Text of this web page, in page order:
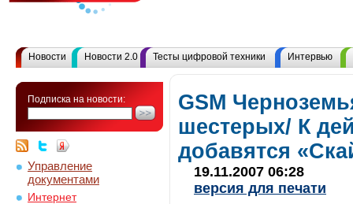
Новости Новости 2.0 Тесты цифровой техники Интервью
Подписка на новости:
Управление
документами
Интернет
GSM
шестерых/ К
добавятся
19.11.2007 06:28
версия для печати